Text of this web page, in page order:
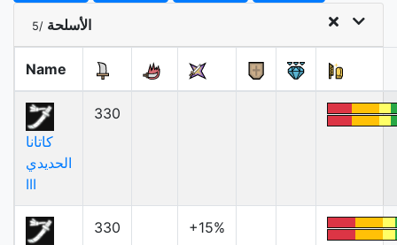
الأسلحة /5
Name
كاتانا
الحديدي
III
330
330 +15%